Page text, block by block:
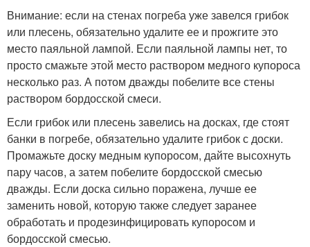
Внимание: если на стенах погреба уже завелся грибок
или плесень, обязательно удалите ее и прожгите это
место паяльной лампой. Если паяльной лампы нет, то
просто смажьте этой место раствором медного купороса
несколько раз. А потом дважды побелите все стены
раствором бордосской смеси.
Если грибок или плесень завелись на досках, где стоят
банки в погребе, обязательно удалите грибок с доски.
Промажьте доску медным купоросом, дайте высохнуть
пару часов, а затем побелите бордосской смесью
дважды. Если доска сильно поражена, лучше ее
заменить новой, которую также следует заранее
обработать и продезинфицировать купоросом и
бордосской смесью.